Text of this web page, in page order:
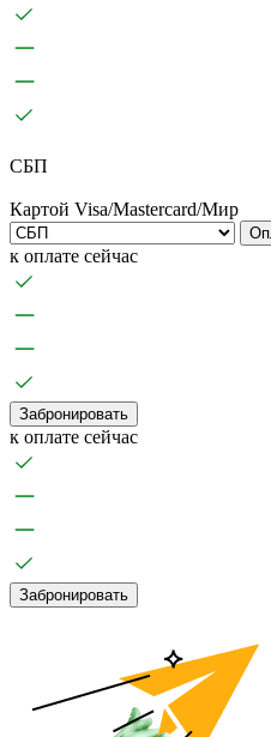
СБП
Картой Visa/Mastercard/Мир
к оплате сейчас
Забронировать
к оплате сейчас
Забронировать